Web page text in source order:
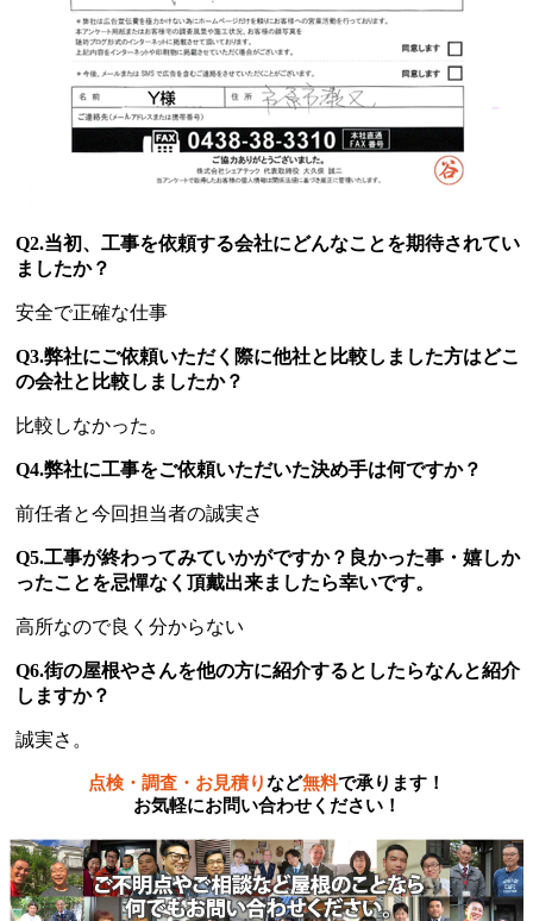
Q2.当初、工事を依頼する会社にどんなことを期待されてい
ましたか？
安全で正確な仕事
Q3.弊社にご依頼いただく際に他社と比較しました方はどこ
の会社と比較しましたか？
比較しなかった。
Q4.弊社に工事をご依頼いただいた決め手は何ですか？
前任者と今回担当者の誠実さ
Q5.工事が終わってみていかがですか？良かった事・嬉しか
ったことを忌憚なく頂戴出来ましたら幸いです。
高所なので良く分からない
Q6.街の屋根やさんを他の方に紹介するとしたらなんと紹介
しますか？
誠実さ。
点検・調査・お見積りなど無料で承ります！
お気軽にお問い合わせください！